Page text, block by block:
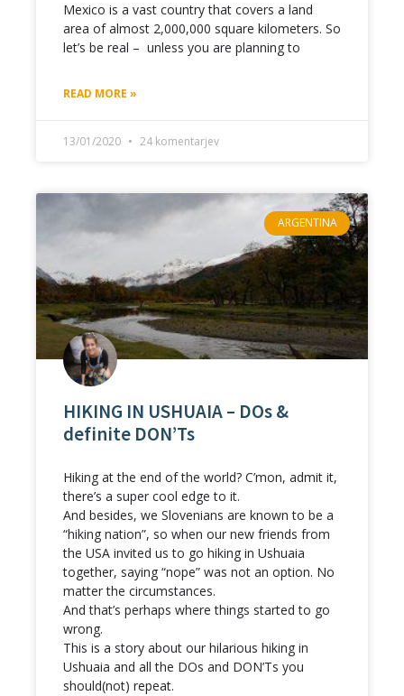
Mexico is a vast country that covers a land
area of almost 2,000,000 square kilometers. So
let’s be real – unless you are planning to
READ MORE »
13/01/2020 24 komentarjev
ARGENTINA
HIKING IN USHUAIA – DOs &
definite DON’Ts
Hiking at the end of the world? C’mon, admit it,
there’s a super cool edge to it.
And besides, we Slovenians are known to be a
“hiking nation”, so when our new friends from
the USA invited us to go hiking in Ushuaia
together, saying “nope” was not an option. No
matter the circumstances.
And that’s perhaps where things started to go
wrong.
This is a story about our hilarious hiking in
Ushuaia and all the DOs and DON’Ts you
should(not) repeat.